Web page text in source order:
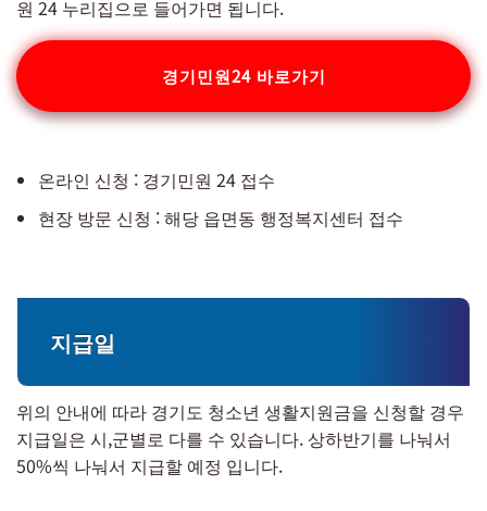
원 24 누리집으로 들어가면 됩니다.
경기민원24 바로가기
온라인 신청 : 경기민원 24 접수
현장 방문 신청 : 해당 읍면동 행정복지센터 접수
지급일
위의 안내에 따라 경기도 청소년 생활지원금을 신청할 경우
지급일은 시,군별로 다를 수 있습니다. 상하반기를 나눠서
50%씩 나눠서 지급할 예정 입니다.